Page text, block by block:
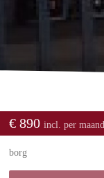
€ 890 incl. per maand
borg